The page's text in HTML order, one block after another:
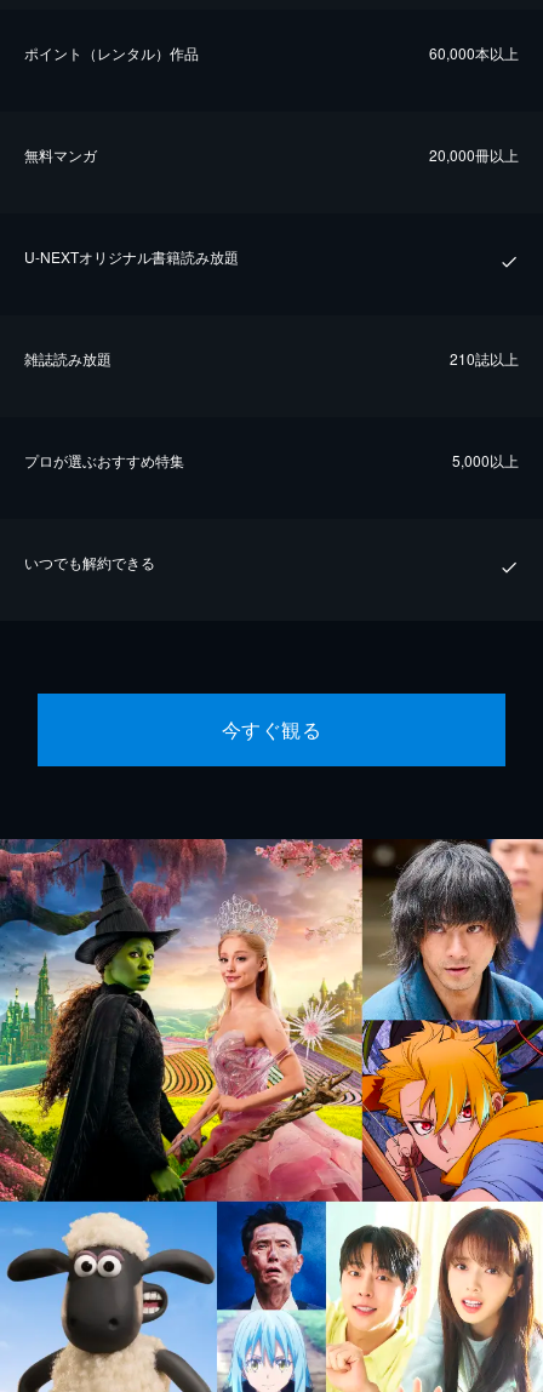
ポイント（レンタル）作品 60,000本以上
無料マンガ 20,000冊以上
U-NEXTオリジナル書籍読み放題
雑誌読み放題 210誌以上
プロが選ぶおすすめ特集 5,000以上
いつでも解約できる
今すぐ観る